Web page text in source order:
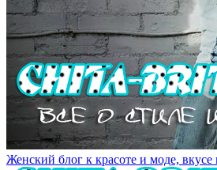
Женский блог к красоте и моде, вкусе